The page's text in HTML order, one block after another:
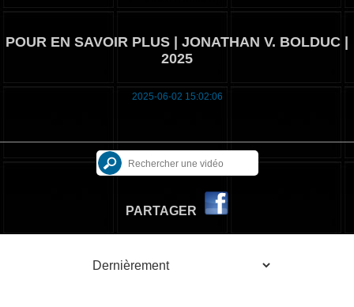
POUR EN SAVOIR PLUS | JONATHAN V. BOLDUC |
2025
2025-06-02 15:02:06
PARTAGER